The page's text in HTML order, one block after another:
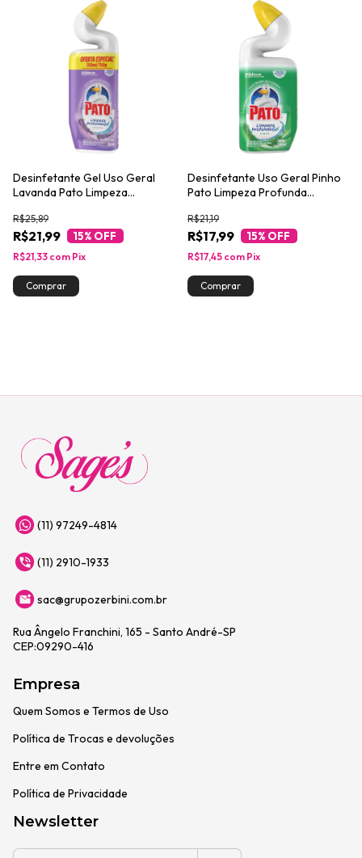
Desinfetante Gel Uso Geral
Lavanda Pato Limpeza
R$21,99
R$25,89
15% OFF
R$21,33 com Pix
Desinfetante Uso Geral Pinho
Pato Limpeza Profunda
R$17,99
R$21,19
15% OFF
R$17,45 com Pix
(11) 97249-4814
(11) 2910-1933
sac@grupozerbini.com.br
Rua Ângelo Franchini, 165 - Santo André-SP
CEP:09290-416
Empresa
Quem Somos e Termos de Uso
Política de Trocas e devoluções
Entre em Contato
Política de Privacidade
Newsletter